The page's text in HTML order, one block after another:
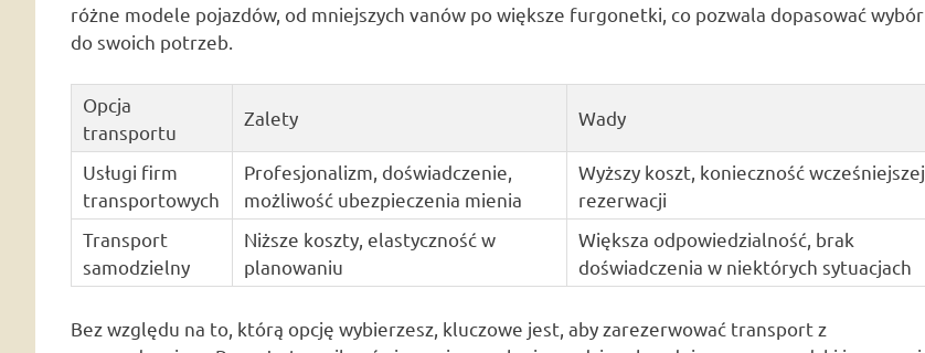
różne modele pojazdów, od mniejszych vanów po większe furgonetki, co pozwala dopasować wybór
do swoich potrzeb.
Opcja
transportu
Zalety Wady
Usługi firm
transportowych
Profesjonalizm, doświadczenie,
możliwość ubezpieczenia mienia
Wyższy koszt, konieczność wcześniejszej
rezerwacji
Transport
samodzielny
Niższe koszty, elastyczność w
planowaniu
Większa odpowiedzialność, brak
doświadczenia w niektórych sytuacjach
Bez względu na to, którą opcję wybierzesz, kluczowe jest, aby zarezerwować transport z